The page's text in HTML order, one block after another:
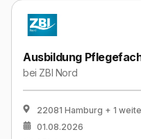
Ausbildung
bei ZBI Nord
22081 Hamburg + 1
01.08.2026